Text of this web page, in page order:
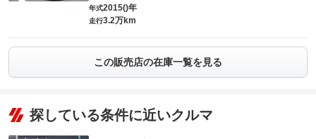
年式2015()年
走行3.2万km
この販売店の在庫一覧を見る
探している条件に近いクルマ